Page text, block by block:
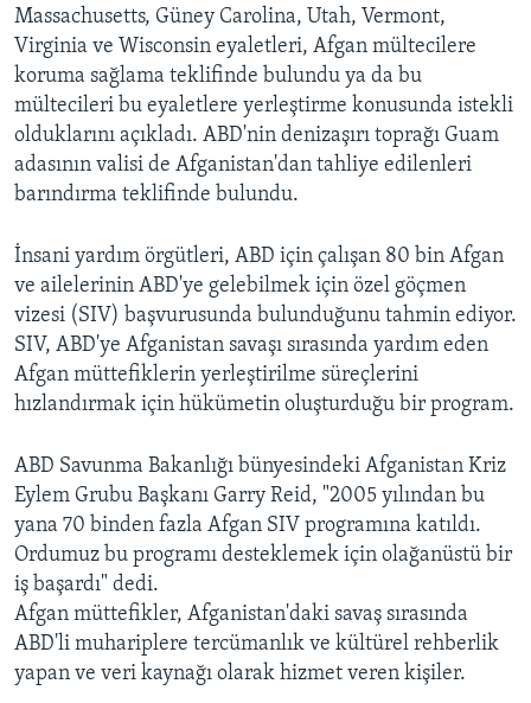
Massachusetts, Güney Carolina, Utah, Vermont,
Virginia ve Wisconsin eyaletleri, Afgan mültecilere
koruma sağlama teklifinde bulundu ya da bu
mültecileri bu eyaletlere yerleştirme konusunda istekli
olduklarını açıkladı. ABD'nin denizaşırı toprağı Guam
adasının valisi de Afganistan'dan tahliye edilenleri
barındırma teklifinde bulundu.
İnsani yardım örgütleri, ABD için çalışan 80 bin Afgan
ve ailelerinin ABD'ye gelebilmek için özel göçmen
vizesi (SIV) başvurusunda bulunduğunu tahmin ediyor.
SIV, ABD'ye Afganistan savaşı sırasında yardım eden
Afgan müttefiklerin yerleştirilme süreçlerini
hızlandırmak için hükümetin oluşturduğu bir program.
ABD Savunma Bakanlığı bünyesindeki Afganistan Kriz
Eylem Grubu Başkanı Garry Reid, "2005 yılından bu
yana 70 binden fazla Afgan SIV programına katıldı.
Ordumuz bu programı desteklemek için olağanüstü bir
iş başardı" dedi.
Afgan müttefikler, Afganistan'daki savaş sırasında
ABD'li muhariplere tercümanlık ve kültürel rehberlik
yapan ve veri kaynağı olarak hizmet veren kişiler.